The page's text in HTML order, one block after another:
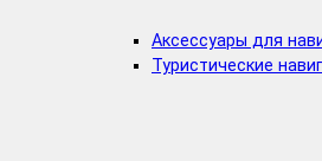
Аксессуары для
Туристические